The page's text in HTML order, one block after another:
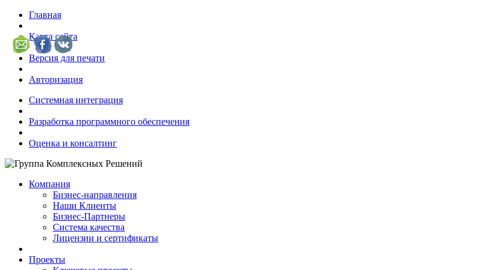
Главная
Карта сайта
Версия для печати
Авторизация
Системная интеграция
Разработка программного обеспечения
Оценка и консалтинг
Компания
Бизнес-направления
Наши Клиенты
Бизнес-Партнеры
Система качества
Лицензии и сертификаты
Проекты